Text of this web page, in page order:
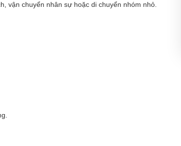
vận chuyển nhân sự hoặc di chuyển nhóm nhỏ.